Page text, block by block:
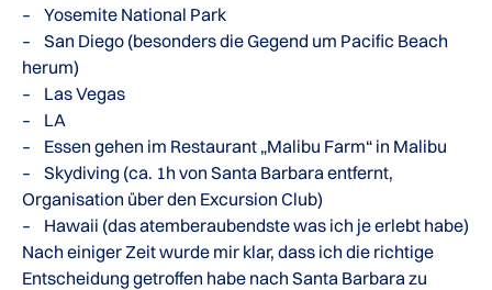
– Yosemite National Park
– San Diego (besonders die Gegend um Pacific Beach
herum)
– Las Vegas
– LA
– Essen gehen im Restaurant „Malibu Farm“ in Malibu
– Skydiving (ca. 1h von Santa Barbara entfernt,
Organisation über den Excursion Club)
– Hawaii (das atemberaubendste was ich je erlebt habe)
Nach einiger Zeit wurde mir klar, dass ich die richtige
Entscheidung getroffen habe nach Santa Barbara zu